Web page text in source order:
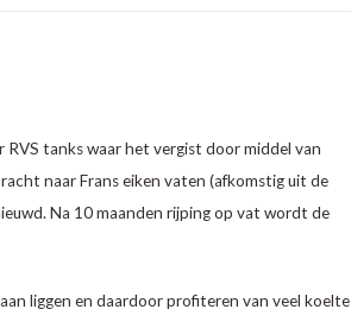
tanks waar het vergist door middel van
naar Frans eiken vaten (afkomstig uit de
Na 10 maanden rijping op vat wordt de
liggen en daardoor profiteren van veel koelte